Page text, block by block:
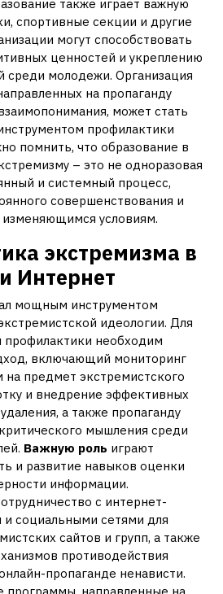
также играет важную
спортивные секции и другие
могут способствовать
ценностей и укреплению
среди молодежи. Организация
на пропаганду
может стать
профилактики
помнить, что образование в
– это не одноразовая
и системный процесс,
совершенствования и
изменяющимся условиям.
экстремизма в
Интернет
мощным инструментом
идеологии. Для
необходим
включающий мониторинг
предмет экстремистского
и внедрение эффективных
а также пропаганду
мышления среди
Важную роль играют
и развитие навыков оценки
информации.
с интернет-
социальными сетями для
сайтов и групп, а также
противодействия
пропаганде ненависти.